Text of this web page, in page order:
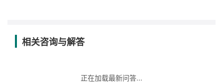
相关咨询与解答
正在加载最新问答...